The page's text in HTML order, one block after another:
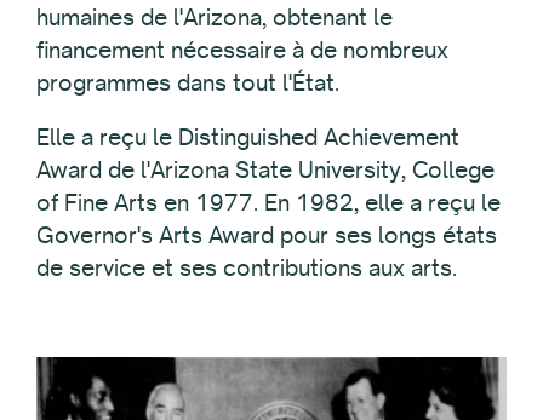
humaines de l'Arizona, obtenant le
financement nécessaire à de nombreux
programmes dans tout l'État.
Elle a reçu le Distinguished Achievement
Award de l'Arizona State University, College
of Fine Arts en 1977. En 1982, elle a reçu le
Governor's Arts Award pour ses longs états
de service et ses contributions aux arts.